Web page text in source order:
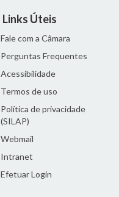
Links Úteis
Fale com a Câmara
Perguntas Frequentes
Acessibilidade
Termos de uso
Política de privacidade
(SILAP)
Webmail
Intranet
Efetuar Login